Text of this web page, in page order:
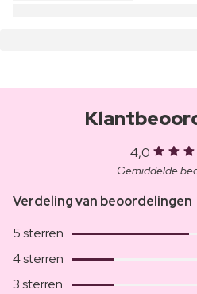
4,0
Gemiddelde
Verdeling van beoordelingen
5 sterren
4 sterren
3 sterren